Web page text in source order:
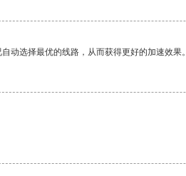
动选择最优的线路，从而获得更好的加速效果。